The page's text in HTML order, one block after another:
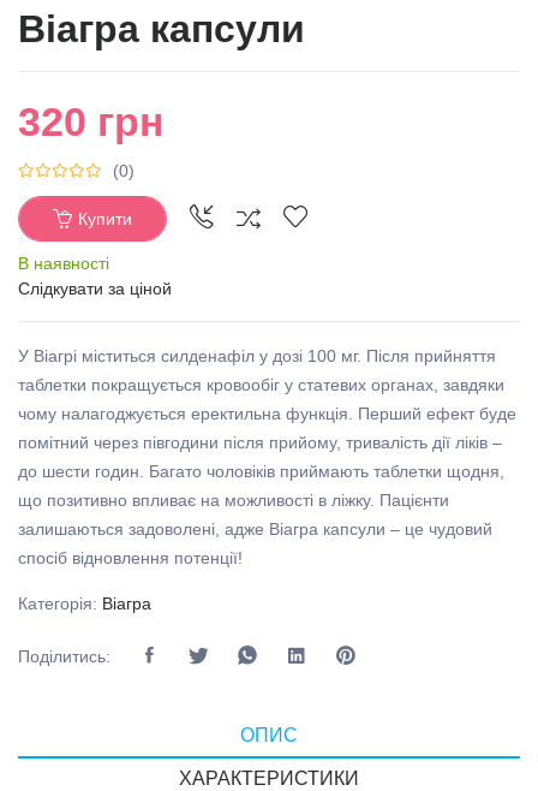
Віагра капсули
320 грн
(0)
Купити
В наявності
Слідкувати за ціной
У Віагрі міститься силденафіл у дозі 100 мг. Після прийняття
таблетки покращується кровообіг у статевих органах, завдяки
чому налагоджується еректильна функція. Перший ефект буде
помітний через півгодини після прийому, тривалість дії ліків –
до шести годин. Багато чоловіків приймають таблетки щодня,
що позитивно впливає на можливості в ліжку. Пацієнти
залишаються задоволені, адже Віагра капсули – це чудовий
спосіб відновлення потенції!
Категорія: Віагра
Поділитись:
ОПИС
ХАРАКТЕРИСТИКИ